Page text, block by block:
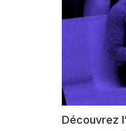
Découvrez